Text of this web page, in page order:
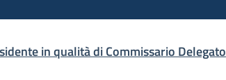
in qualità di Commissario Delegato